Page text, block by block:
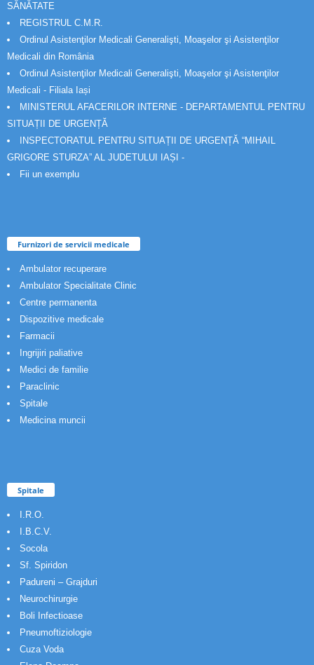
SĂNĂTATE
REGISTRUL C.M.R.
Ordinul Asistenţilor Medicali Generalişti, Moaşelor şi Asistenţilor
Medicali din România
Ordinul Asistenţilor Medicali Generalişti, Moaşelor şi Asistenţilor
Medicali - Filiala Iași
MINISTERUL AFACERILOR INTERNE - DEPARTAMENTUL PENTRU
SITUAȚII DE URGENȚĂ
INSPECTORATUL PENTRU SITUAȚII DE URGENȚĂ “MIHAIL
GRIGORE STURZA” AL JUDETULUI IAȘI -
Fii un exemplu
Furnizori de servicii medicale
Ambulator recuperare
Ambulator Specialitate Clinic
Centre permanenta
Dispozitive medicale
Farmacii
Ingrijiri paliative
Medici de familie
Paraclinic
Spitale
Medicina muncii
Spitale
I.R.O.
I.B.C.V.
Socola
Sf. Spiridon
Padureni – Grajduri
Neurochirurgie
Boli Infectioase
Pneumoftiziologie
Cuza Voda